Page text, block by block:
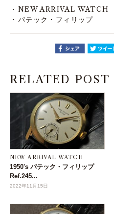
NEW ARRIVAL WATCH
パテック・フィリップ
RELATED POST
NEW ARRIVAL WATCH
1950's パテック・フィリップ
Ref.245...
2022年11月15日